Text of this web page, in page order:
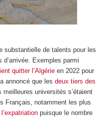
substantielle de talents pour les
Exemples parmi
quitter l’Algérieen 2022 pour
annoncé que les deux tiers des
meilleures universités s’étaient
Français, notamment les plus
puisque le nombre